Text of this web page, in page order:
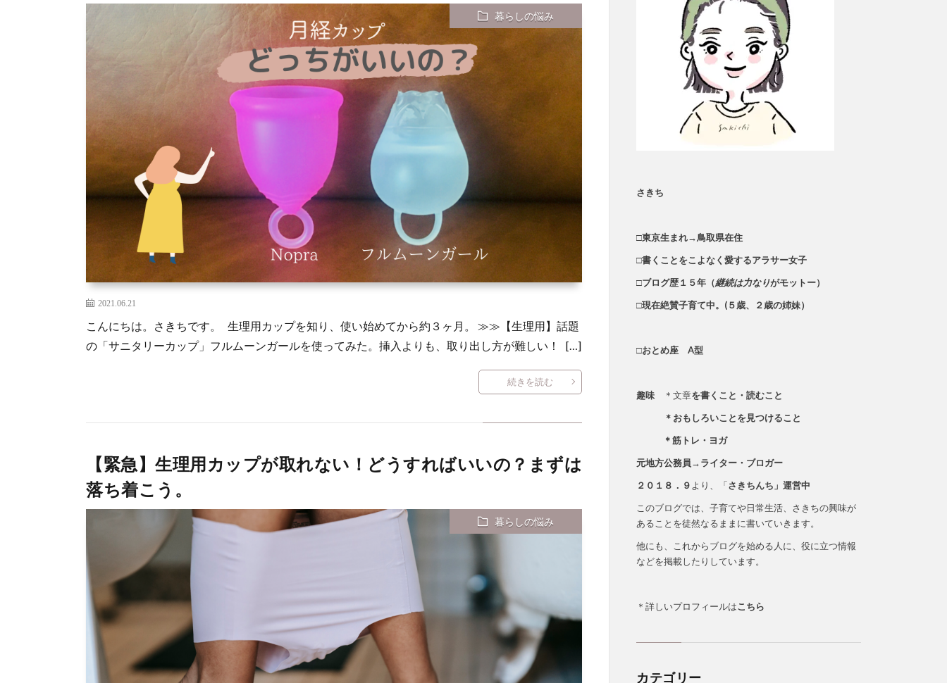
暮らしの悩み
2021.06.21
こんにちは。さきちです。 生理用カップを知り、使い始めてから約３ヶ月。 ≫≫【生理用】話題
の「サニタリーカップ」フルムーンガールを使ってみた。挿入よりも、取り出し方が難しい！ […]
続きを読む
【緊急】生理用カップが取れない！どうすればいいの？まずは
落ち着こう。
暮らしの悩み
さきち
□東京生まれ→鳥取県在住
□書くことをこよなく愛するアラサー女子
□ブログ歴１５年（継続は力なりがモットー）
□現在絶賛子育て中。(５歳、２歳の姉妹）
□おとめ座 A型
趣味 ＊文章を書くこと・読むこと
＊おもしろいことを見つけること
＊筋トレ・ヨガ
元地方公務員→ライター・ブロガー
２０１８．９ より、「さきちんち」運営中
このブログでは、子育てや日常生活、さきちの興味が
あることを徒然なるままに書いていきます。
他にも、これからブログを始める人に、役に立つ情報
などを掲載したりしています。
＊詳しいプロフィールはこちら
カテゴリー